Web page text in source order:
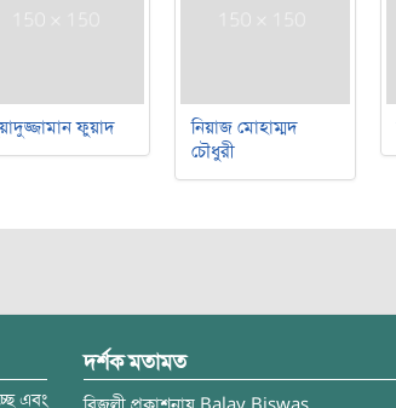
ফুয়াদ
নিয়াজ মোহাম্মদ
চৌধুরী
এবং
দর্শক মতামত